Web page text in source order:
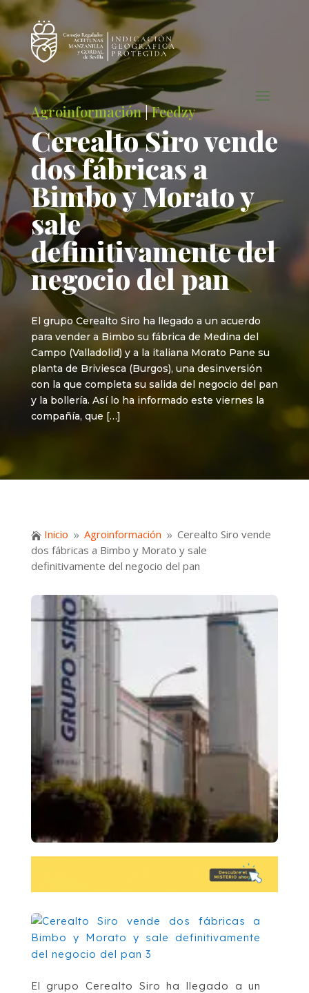
Agroinformación|Feedzy
Cerealto Siro vende
dos fábricas a
Bimbo y Morato y
sale
definitivamente del
negocio del pan
El grupo Cerealto Siro ha llegado a un acuerdo
para vender a Bimbo su fábrica de Medina del
Campo (Valladolid) y a la italiana Morato Pane su
planta de Briviesca (Burgos), una desinversión
con la que completa su salida del negocio del pan
y la bollería. Así lo ha informado este viernes la
compañía, que […]
 Inicio 9 Agroinformación 9 Cerealto Siro vende
dos fábricas a Bimbo y Morato y sale
definitivamente del negocio del pan
El grupo Cerealto Siro ha llegado a un